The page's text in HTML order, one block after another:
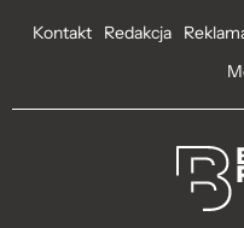
Kontakt Redakcja